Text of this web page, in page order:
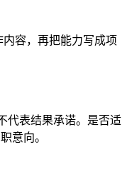
容，再把能力写成项
代表结果承诺。是否适
意向。